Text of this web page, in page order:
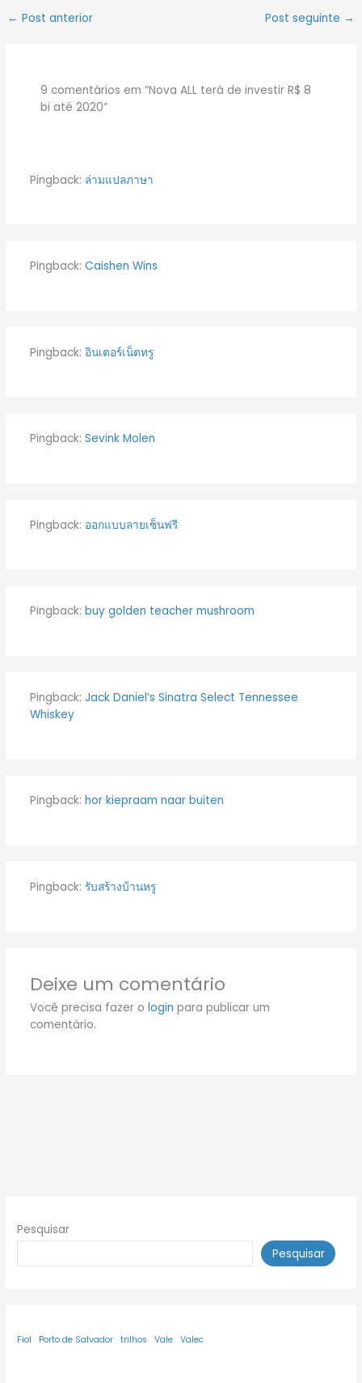
← Post anterior Post seguinte →
9 comentários em “Nova ALL terá de investir R$ 8
bi até 2020”
Pingback: ล่ามแปลภาษา
Pingback: Caishen Wins
Pingback: อินเตอร์เน็ตทรู
Pingback: Sevink Molen
Pingback: ออกแบบลายเซ็นฟรี
Pingback: buy golden teacher mushroom
Pingback: Jack Daniel’s Sinatra Select Tennessee
Whiskey
Pingback: hor kiepraam naar buiten
Pingback: รับสร้างบ้านหรู
Deixe um comentário
Você precisa fazer o login para publicar um
comentário.
Pesquisar
Pesquisar
Fiol Porto de Salvador trilhos Vale Valec